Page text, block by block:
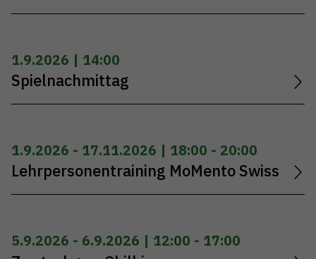
1.9.2026 | 14:00
Spielnachmittag
1.9.2026 - 17.11.2026 | 18:00 - 20:00
Lehrpersonentraining MoMento Swiss
5.9.2026 - 6.9.2026 | 12:00 - 17:00